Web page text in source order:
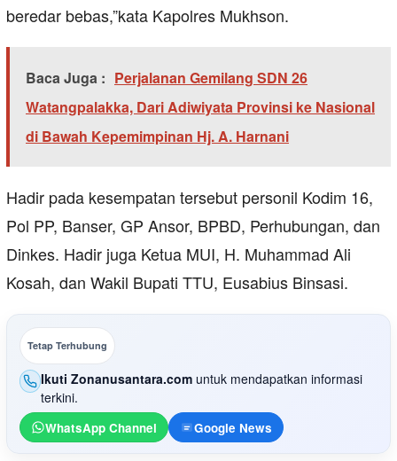
beredar bebas,”kata Kapolres Mukhson.
Baca Juga : Perjalanan Gemilang SDN 26
Watangpalakka, Dari Adiwiyata Provinsi ke Nasional
di Bawah Kepemimpinan Hj. A. Harnani
Hadir pada kesempatan tersebut personil Kodim 16,
Pol PP, Banser, GP Ansor, BPBD, Perhubungan, dan
Dinkes. Hadir juga Ketua MUI, H. Muhammad Ali
Kosah, dan Wakil Bupati TTU, Eusabius Binsasi.
Tetap Terhubung
Ikuti Zonanusantara.com untuk mendapatkan informasi
terkini.
WhatsApp Channel Google News